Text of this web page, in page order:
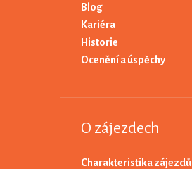
Blog
Kariéra
Historie
Ocenění a úspěchy
O zájezdech
Charakteristika zájezdů